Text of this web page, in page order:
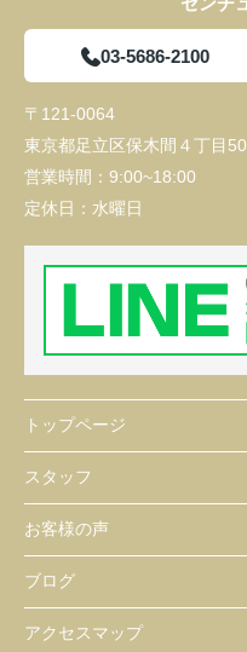
03-5686-2100
〒121-0064
東京都足立区保木間４丁目
営業時間： 9:00~18:00
定休日： 水曜日
トップページ
スタッフ
お客様の声
ブログ
アクセスマップ